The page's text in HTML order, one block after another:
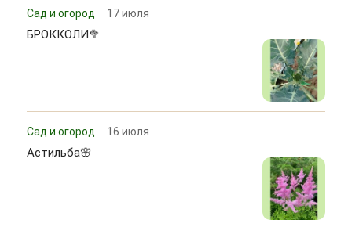
Сад и огород 17 июля
БРОККОЛИ🥦
Сад и огород 16 июля
Астильба🌸